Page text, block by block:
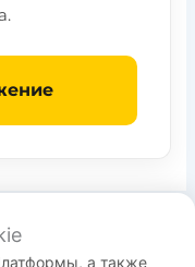
а также